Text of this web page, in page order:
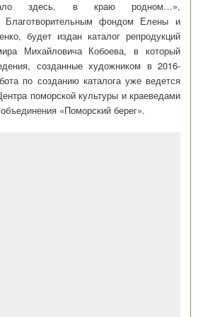
здесь, в краю родном…»,
Благотворительным фондом Елены и
будет издан каталог репродукций
Михайловича Кобоева, в который
созданные художником в 2016-
по созданию каталога уже ведется
поморской культуры и краеведами
«Поморский берег».